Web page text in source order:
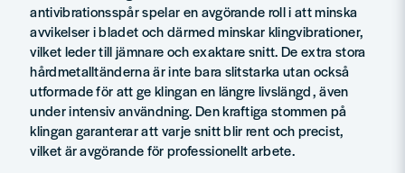
antivibrationsspår spelar en avgörande roll i att minska
avvikelser i bladet och därmed minskar klingvibrationer,
vilket leder till jämnare och exaktare snitt. De extra stora
hårdmetalltänderna är inte bara slitstarka utan också
utformade för att ge klingan en längre livslängd, även
under intensiv användning. Den kraftiga stommen på
klingan garanterar att varje snitt blir rent och precist,
vilket är avgörande för professionellt arbete.